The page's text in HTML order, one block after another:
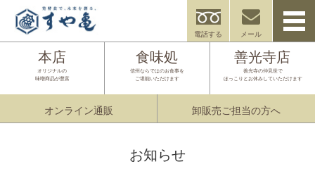
電話する メール
本店
オリジナルの
味噌商品が豊富
食味処
信州ならではのお食事を
ご堪能いただけます
善光寺店
善光寺の仲見世で
ほっこりとお休みしていただけます
オンライン通販 卸販売ご担当の方へ
お知らせ